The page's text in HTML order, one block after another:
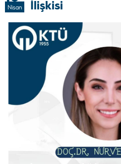
Nisan
İlişkisi